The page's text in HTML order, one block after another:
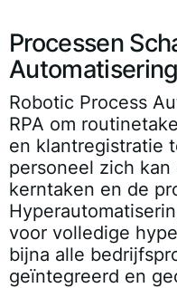
Processen
Automatisering
Robotic Process
RPA om
en klantregistratie
personeel zich
kerntaken en de
voor volledige
bijna alle
geïntegreerd en